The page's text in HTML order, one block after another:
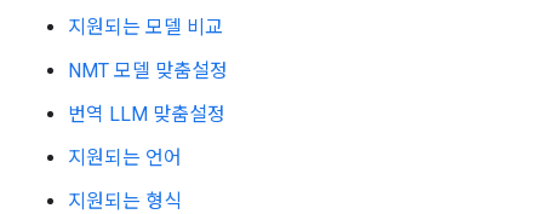
지원되는 모델 비교
NMT 모델 맞춤설정
번역 LLM 맞춤설정
지원되는 언어
지원되는 형식